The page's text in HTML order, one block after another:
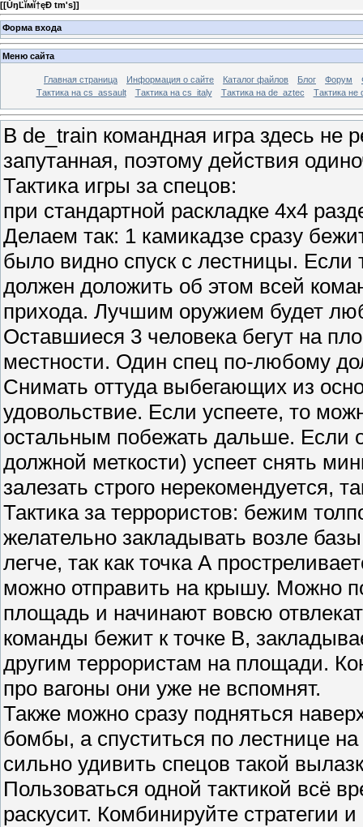
[[ŮŋĽĭмĭ†ęÐ tm's]]
Форма входа
Меню сайта
Главная страница Информация о сайте Каталог файлов Блог Форум
Тактика на сs_assault
Тактика на cs_italy Тактика на de_aztec Тактика не
В de_train командная игра здесь не
запутанная, поэтому действия
Тактика игры за спецов:
при стандартной раскладке 4х4
Делаем так: 1 камикадзе сразу
было видно спуск с лестницы. Если
должен доложить об этом всей
прихода. Лучшим оружием будет
Оставшиеся 3 человека бегут на
местности. Один спец по-любому
Снимать оттуда выбегающих из
удовольствие. Если успеете, то
остальным побежать дальше. Если
должной меткости) успеет снять
залезать строго нерекомендуется,
Тактика за террористов: бежим
желательно закладывать возле
легче, так как точка А
можно отправить на крышу. Можно
площадь и начинают вовсю
команды бежит к точке В,
другим террористам на площади.
про вагоны они уже не вспомнят.
Также можно сразу подняться
бомбы, а спуститься по лестнице
сильно удивить спецов такой
Пользоваться одной тактикой всё
раскусит. Комбинируйте стратегии